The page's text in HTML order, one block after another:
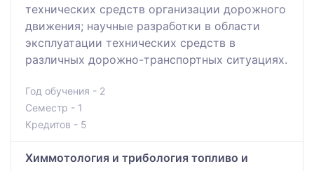
технических средств организации дорожного
движения; научные разработки в области
эксплуатации технических средств в
различных дорожно-транспортных ситуациях.
Год обучения - 2
Семестр - 1
Кредитов - 5
Химмотология и трибология топливо и